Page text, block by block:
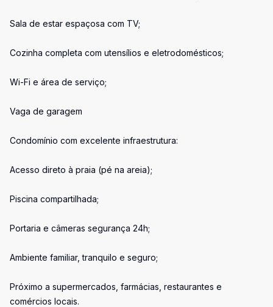
Sala de estar espaçosa com TV;
Cozinha completa com utensílios e eletrodomésticos;
Wi-Fi e área de serviço;
Vaga de garagem
Condomínio com excelente infraestrutura:
Acesso direto à praia (pé na areia);
Piscina compartilhada;
Portaria e câmeras segurança 24h;
Ambiente familiar, tranquilo e seguro;
Próximo a supermercados, farmácias, restaurantes e
comércios locais.